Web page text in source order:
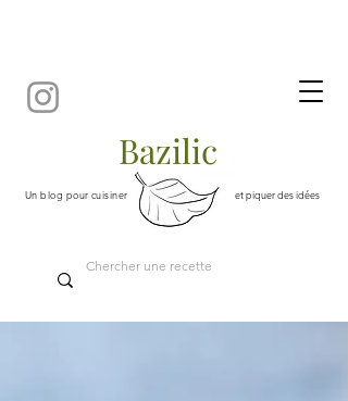
et piquer des idées
Un blog pour cuisiner
Bazilic